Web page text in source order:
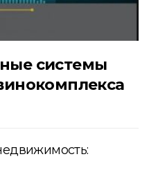
системы